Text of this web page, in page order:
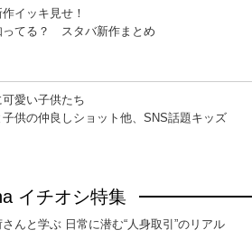
イッキ見せ！
ってる？ スタバ新作まとめ
愛い子供たち
供の仲良しショット他、SNS話題キッズ
イチオシ特集
さんと学ぶ 日常に潜む“人身取引”のリアル